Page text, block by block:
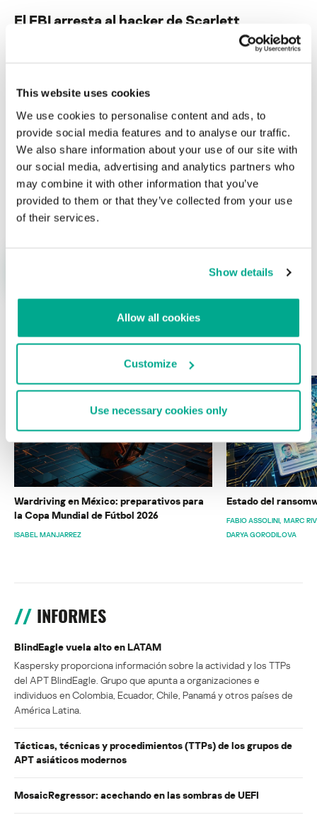
This website uses cookies
We use cookies to personalise content and ads, to
provide social media features and to analyse our traffic.
We also share information about your use of our site with
our social media, advertising and analytics partners who
may combine it with other information that you’ve
provided to them or that they’ve collected from your use
of their services.
Show details
Allow all cookies
Customize
Use necessary cookies only
El FBI arresta al hacker de Scarlett
Nombre* Correo electrónico*
ÚLTIMAS PUBLICACIONES
Wardriving en México: preparativos para
la Copa Mundial de Fútbol 2026
ISABEL MANJARREZ
Estado del
FABIO ASSOLINI MARC
DARYA GORODILOVA
INFORMES
BlindEagle vuela alto en LATAM
Kaspersky proporciona información sobre la actividad y los TTPs
del APT BlindEagle. Grupo que apunta a organizaciones e
individuos en Colombia, Ecuador, Chile, Panamá y otros países de
América Latina.
Tácticas, técnicas y procedimientos (TTPs) de los grupos de
APT asiáticos modernos
MosaicRegressor: acechando en las sombras de UEFI